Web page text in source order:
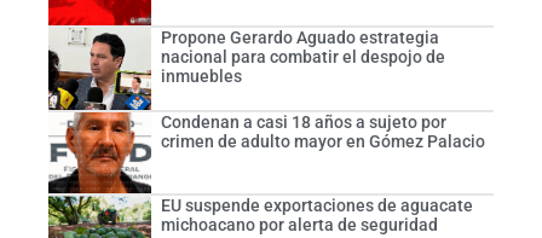
Propone Gerardo Aguado estrategia
nacional para combatir el despojo de
inmuebles
Condenan a casi 18 años a sujeto por
crimen de adulto mayor en Gómez Palacio
EU suspende exportaciones de aguacate
michoacano por alerta de seguridad